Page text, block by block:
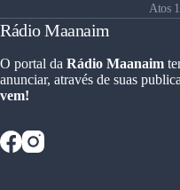
Atos
Rádio Maanaim
O portal da Rádio Maanaim
anunciar, através de suas
vem!